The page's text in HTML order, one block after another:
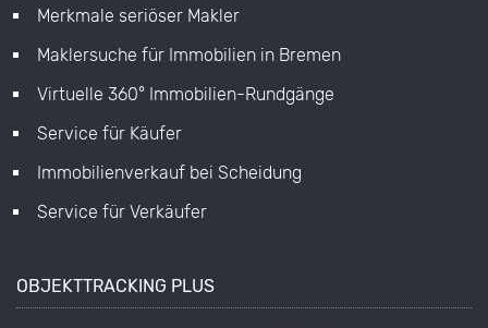
Merkmale seriöser Makler
Maklersuche für Immobilien in Bremen
Virtuelle 360° Immobilien-Rundgänge
Service für Käufer
Immobilienverkauf bei Scheidung
Service für Verkäufer
OBJEKTTRACKING PLUS